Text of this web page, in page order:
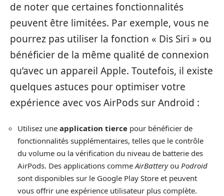
de noter que certaines fonctionnalités
peuvent être limitées. Par exemple, vous ne
pourrez pas utiliser la fonction « Dis Siri » ou
bénéficier de la même qualité de connexion
qu’avec un appareil Apple. Toutefois, il existe
quelques astuces pour optimiser votre
expérience avec vos AirPods sur Android :
Utilisez une application tierce pour bénéficier de
fonctionnalités supplémentaires, telles que le contrôle
du volume ou la vérification du niveau de batterie des
AirPods. Des applications comme AirBatteryou Podroid
sont disponibles sur le Google Play Store et peuvent
vous offrir une expérience utilisateur plus complète.